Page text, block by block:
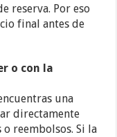
reserva. Por eso
final antes de
o con la
una
directamente
reembolsos. Si la